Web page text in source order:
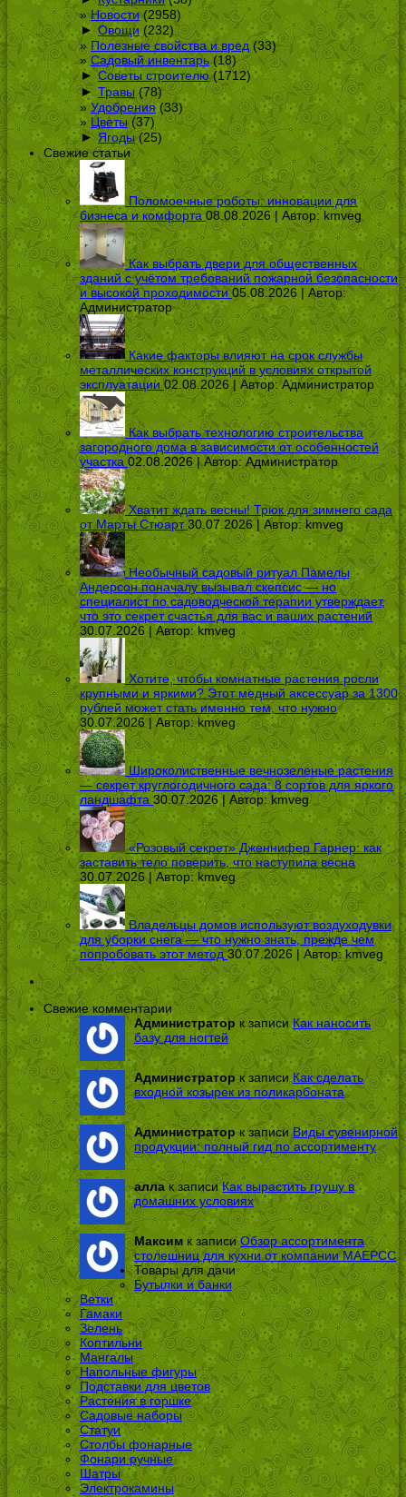
Новости(2958)
► Овощи(232)
Полезные свойства и вред(33)
Садовый инвентарь(18)
► Советы строителю(1712)
► Травы(78)
Удобрения (33)
Цветы(37)
► Ягоды(25)
Свежие статьи
Поломоечные роботы: инновации для
бизнеса и комфорта 08.08.2026 | Автор:kmveg
Как выбрать двери для общественных
зданий с учётом требований пожарной безопасности
и высокой проходимости 05.08.2026 | Автор:
Администратор
Какие факторы влияют на срок службы
металлических конструкций в условиях открытой
эксплуатации 02.08.2026 | Автор:Администратор
Как выбрать технологию строительства
загородного дома в зависимости от особенностей
участка 02.08.2026 | Автор:Администратор
Хватит ждать весны! Трюк для зимнего сада
от Марты Стюарт 30.07.2026 | Автор:kmveg
Необычный садовый ритуал Памелы
Андерсон поначалу вызывал скепсис — но
специалист по садоводческой терапии утверждает,
что это секрет счастья для вас и ваших растений
30.07.2026 | Автор: kmveg
Хотите, чтобы комнатные растения росли
крупными и яркими? Этот медный аксессуар за 1300
рублей может стать именно тем, что нужно
30.07.2026 | Автор:kmveg
Широколиственные вечнозеленые растения
— секрет круглогодичного сада: 8 сортов для яркого
ландшафта 30.07.2026 | Автор:kmveg
«Розовый секрет» Дженнифер Гарнер: как
заставить тело поверить, что наступила весна
30.07.2026 | Автор:kmveg
Владельцы домов используют воздуходувки
для уборки снега — что нужно знать, прежде чем
попробовать этот метод 30.07.2026 | Автор:kmveg
Свежие комментарии
Администратор к записиКак наносить
базу для ногтей
Администраторк записиКак сделать
входной козырек из поликарбоната
Администраторк записиВиды сувенирной
продукции: полный гид по ассортименту
аллак записиКак вырастить грушу в
домашних условиях
Максимк записиОбзор ассортимента
столешниц для кухни от компании МАЕРСС
Товары для дачи
Бутылки и банки
Ветки
Гамаки
Зелень
Коптильни
Мангалы
Напольные фигуры
Подставки для цветов
Растения в горшке
Садовые наборы
Статуи
Столбы фонарные
Фонари ручные
Шатры
Электрокамины